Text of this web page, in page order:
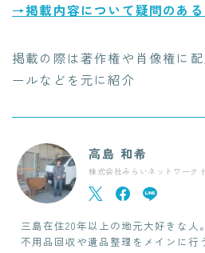
→掲載内容について疑問のある
掲載の際は著作権や肖像権に
ールなどを元に紹介
高島 和希
株式会社みらいネットワーク
三島在住20年以上の地元大好きな人。
不用品回収や遺品整理をメインに行